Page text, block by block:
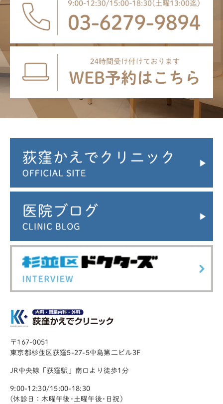
〒167-0051
東京都杉並区荻窪5-27-5中島第二ビル3F
JR中央線「荻窪駅」南口より徒歩1分
9:00-12:30/15:00-18:30
(休診日：木曜午後･土曜午後･日祝)